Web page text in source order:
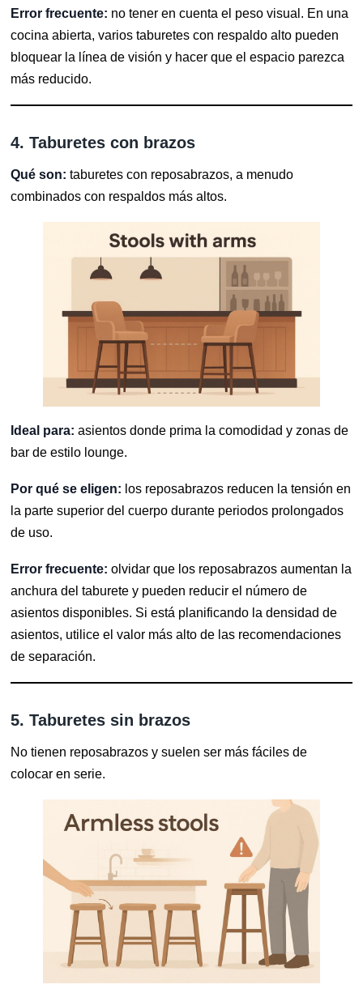
Error frecuente: no tener en cuenta el peso visual. En una
cocina abierta, varios taburetes con respaldo alto pueden
bloquear la línea de visión y hacer que el espacio parezca
más reducido.
4. Taburetes con brazos
Qué son: taburetes con reposabrazos, a menudo
combinados con respaldos más altos.
Ideal para: asientos donde prima la comodidad y zonas de
bar de estilo lounge.
Por qué se eligen: los reposabrazos reducen la tensión en
la parte superior del cuerpo durante periodos prolongados
de uso.
Error frecuente: olvidar que los reposabrazos aumentan la
anchura del taburete y pueden reducir el número de
asientos disponibles. Si está planificando la densidad de
asientos, utilice el valor más alto de las recomendaciones
de separación.
5. Taburetes sin brazos
No tienen reposabrazos y suelen ser más fáciles de
colocar en serie.